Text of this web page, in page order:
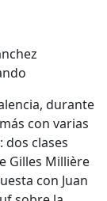
durante
con varias
clases
Gilles Millière
con Juan